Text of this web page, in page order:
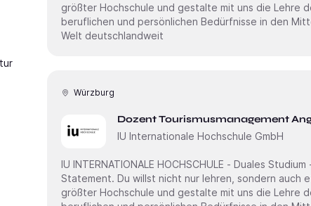
größter Hochschule und gestalte mit uns die Lehre
beruflichen und persönlichen Bedürfnisse in den Mittelpunkt stellt. Erweitere
Welt deutschlandweit
Würzburg
Dozent Tourismusmanagement
IU Internationale Hochschule GmbH
IU INTERNATIONALE HOCHSCHULE - Duales
Statement. Du willst nicht nur lehren, sondern auch etwas bewegen? Dann starte an Deutschlands
größter Hochschule und gestalte mit uns die Lehre